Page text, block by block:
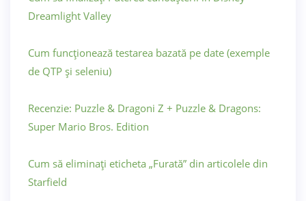
Dreamlight Valley
Cum funcționează testarea bazată pe date (exemple
de QTP și seleniu)
Recenzie: Puzzle & Dragoni Z + Puzzle & Dragons:
Super Mario Bros. Edition
Cum să eliminați eticheta „Furată” din articolele din
Starfield